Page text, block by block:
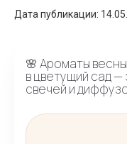
Дата публикации:
🌸 Ароматы
в цветущий сад —
свечей и